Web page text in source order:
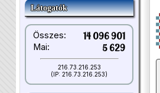
Látogatók
Összes: 14 096 901
Mai: 5 629
216.73.216.253
(IP: 216.73.216.253)